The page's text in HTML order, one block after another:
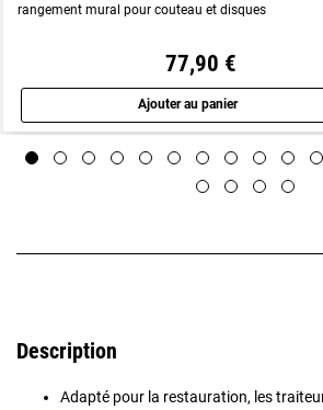
rangement mural pour couteau et disques
77,90 €
Ajouter au panier
Aperçu rapide
Description
Adapté pour la restauration, les